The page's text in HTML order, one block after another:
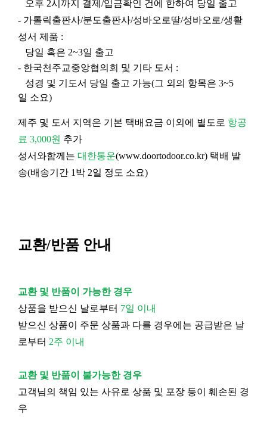
오후 2시까지 결제/입금확인 건에 한하여 당일 출고
- 가톨릭출판사/분도출판사/성바오로딸/성바오로/생활
성서 제품 :
당일 혹은 2~3일 출고
- 한국천주교중앙협의회 및 기타 도서 :
성경 및 기도서 당일 출고 가능(그 외의 항목은 3~5
일 소요)
제주 및 도서 지역은 기본 택배요금 이외에 별도로 항공
료 3,000원 추가
성서와함께는 대한통운(www.doortodoor.co.kr) 택배 발
송(배송기간 1박 2일 정도 소요)
교환/반품 안내
교환 및 반품이 가능한 경우
상품을 받으신 날로부터 7일 이내
받으신 상품이 주문 상품과 다를 경우에는 공급받은 날
로부터 2주 이내
교환 및 반품이 불가능한 경우
고객님의 책임 있는 사유로 상품 및 포장 등이 훼손된 경
우